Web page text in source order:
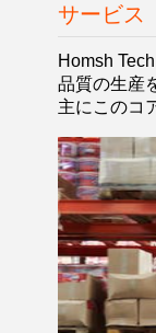
サービス
Homsh
品質の生産
主にこのコ